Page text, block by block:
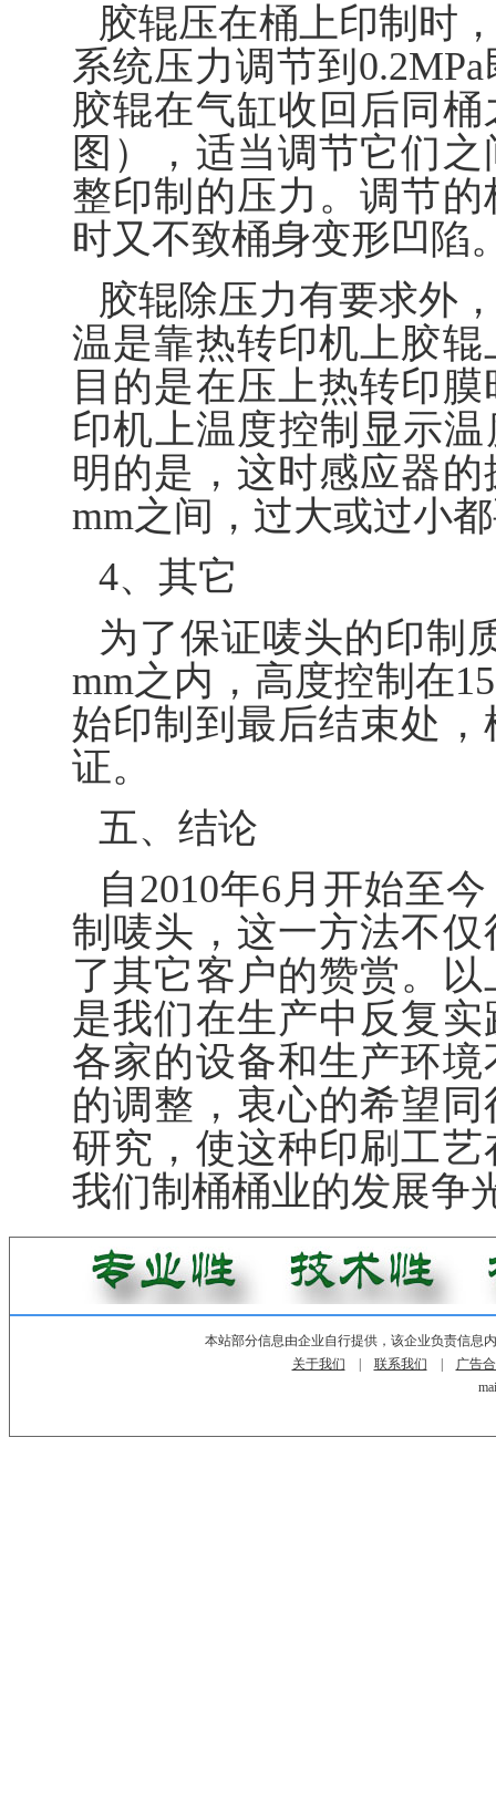
胶辊压在桶上印制时
系统压力调节到
胶辊在气缸收回后同
图），适当调节它们
整印制的压力。调节
时又不致桶身变形凹陷
胶辊除压力有要求外
温是靠热转印机上胶
目的是在压上热转印
印机上温度控制显示
明的是，这时感应器
mm之间，过大或过小
4、其它
为了保证唛头的印制
mm之内，高度控制在
始印制到最后结束处
证。
五、结论
自2010年6月开始至
制唛头，这一方法不
了其它客户的赞赏。
是我们在生产中反复
各家的设备和生产环
的调整，衷心的希望
研究，使这种印刷工
我们制桶桶业的发展争
本站部分信息由企业自行提供，该企业负责信息
关于我们
联系我们
广告